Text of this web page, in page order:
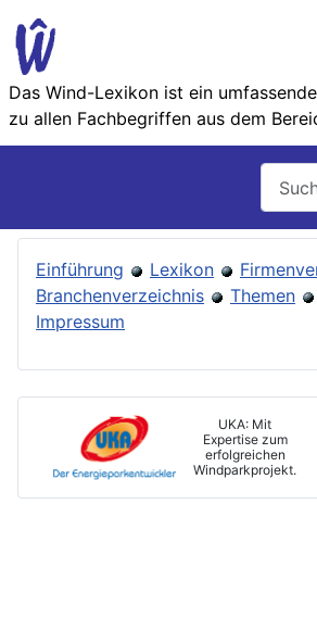
Das Wind-Lexikon ist ein
zu allen Fachbegriffen aus dem
Einführung Lexikon
Branchenverzeichnis
Themen
Impressum
UKA: Mit
Expertise zum
erfolgreichen
Windparkprojekt.